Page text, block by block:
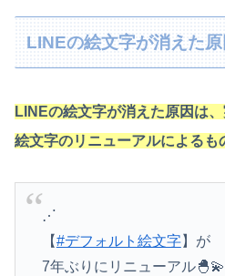
LINEの絵文字が消えた原
LINEの絵文字が消えた原因は
絵文字のリニューアルによるも
⋰
【#デフォルト絵文字】が
7年ぶりにリニューアル🐣💫